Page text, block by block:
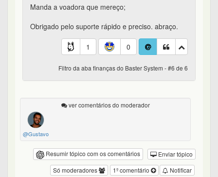
Manda a voadora que mereço;
Obrigado pelo suporte rápido e preciso. abraço.
1 0
Filtro da aba finanças do Baster System - #6 de 6
ver comentários do moderador
@Gustavo
Resumir tópico com os comentários
Enviar tópico
Notificar
1º comentário
Só moderadores